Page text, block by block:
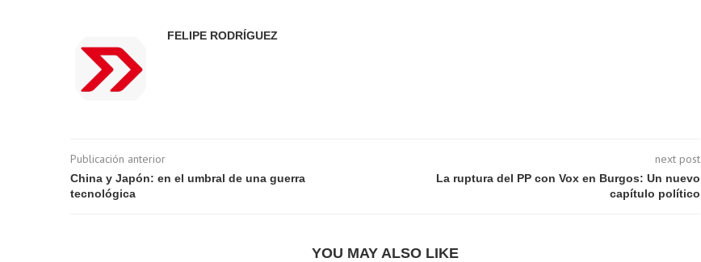
FELIPE RODRÍGUEZ
Publicación anterior
China y Japón: en el umbral de una guerra
tecnológica
next post
La ruptura del PP con Vox en Burgos: Un nuevo
capítulo político
YOU MAY ALSO LIKE